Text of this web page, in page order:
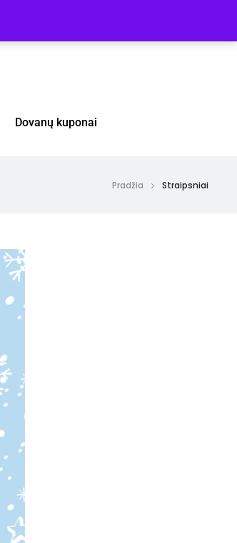
Dovanų kuponai
Pradžia Straipsniai